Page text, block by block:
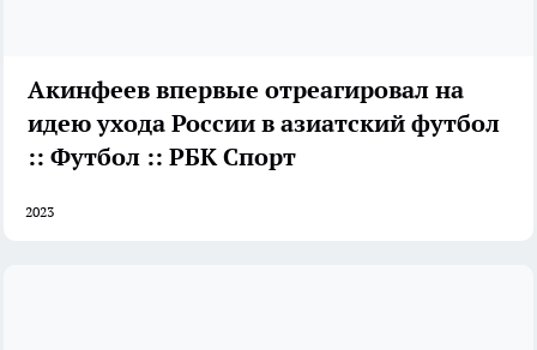
Акинфеев впервые отреагировал на
идею ухода России в азиатский футбол
:: Футбол :: РБК Спорт
2023